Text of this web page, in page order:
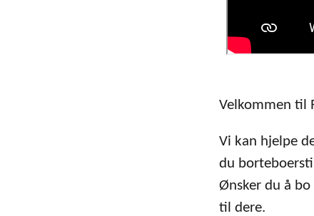
Velkommen til
Vi kan hjelpe
du
Ønsker du å bo
til dere.